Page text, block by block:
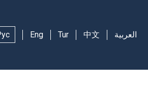
Eng Tur 中文 العربية